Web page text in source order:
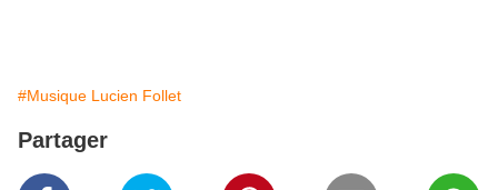
#Musique Lucien Follet
Partager